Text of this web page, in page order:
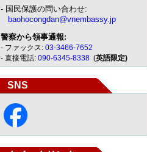
- 国民保護の問い合わせ:
baohocongdan@vnembassy.jp
警察から領事通報:
- ファックス: 03-3466-7652
- 直接電話: 090-6345-8338 (英語限定)
SNS